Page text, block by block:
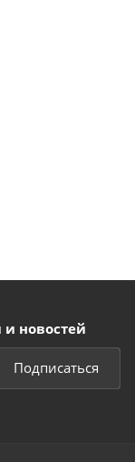
новостей
Подписаться